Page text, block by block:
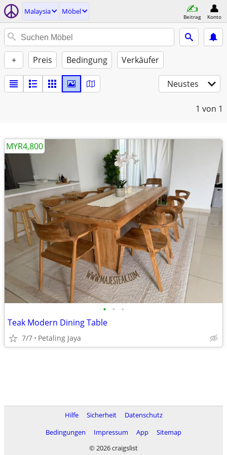
Malaysia Möbel
Beitrag Konto
+ Preis Bedingung Verkäufer
Neustes
1 von 1
• • •
Teak Modern Dining Table
7/7 Petaling Jaya
MYR4,800
Hilfe Sicherheit
Datenschutz
Bedingungen
Impressum App
Sitemap
© 2026 craigslist